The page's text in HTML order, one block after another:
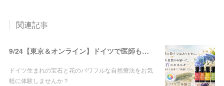
関連記事
9/24【東京＆オンライン】ドイツで医師も使う！!宝石と花の自然療法♡ゼリツィン®エリクサー体験会 開催
ドイツ生まれの宝石と花のパワフルな自然療法をお気
軽に体験しませんか？